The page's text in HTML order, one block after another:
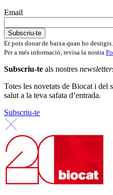
Email
Et pots donar de baixa quan ho desitgis.
Per a més informació, revisa la nostra
Subscriu-te als nostres
Totes les novetats de Biocat i del
salut a la teva safata d’entrada.
Subscriu-te